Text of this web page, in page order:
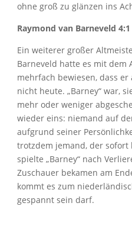
ohne groß zu glänzen ins
Raymond van Barneveld
Ein weiterer großer
Barneveld hatte es mit dem
mehrfach bewiesen, dass
nicht heute. „Barney“ war,
mehr oder weniger
wieder eins: niemand auf
aufgrund seiner
trotzdem jemand, der sofort
spielte „Barney“ nach
Zuschauer bekamen am
kommt es zum
gespannt sein darf.